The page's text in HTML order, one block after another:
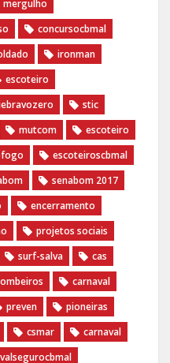
mergulho
concursocbmal
ironman
escoteiro
stic
mutcom
escoteiro
escoteiroscbmal
senabom 2017
encerramento
projetos sociais
surf-salva
cas
carnaval
preven
pioneiras
csmar
carnaval